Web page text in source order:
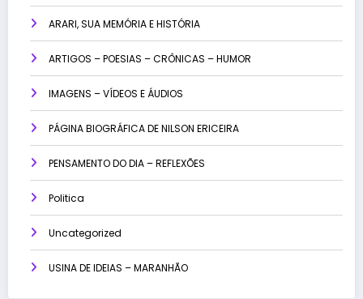
ARARI, SUA MEMÓRIA E HISTÓRIA
ARTIGOS – POESIAS – CRÔNICAS – HUMOR
IMAGENS – VÍDEOS E ÁUDIOS
PÁGINA BIOGRÁFICA DE NILSON ERICEIRA
PENSAMENTO DO DIA – REFLEXÕES
Politica
Uncategorized
USINA DE IDEIAS – MARANHÃO